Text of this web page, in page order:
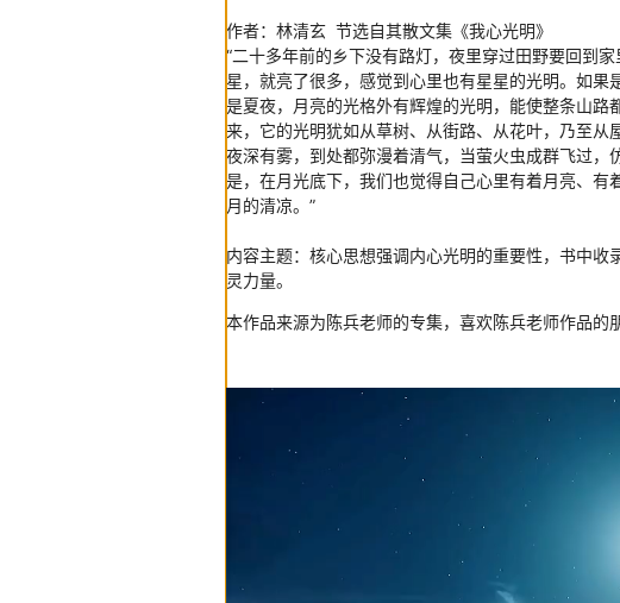
作者：林清玄 节选自其散文集《我心光明》
“二十多年前的乡下没有路灯，夜里穿过田野要回到
星，就亮了很多，感觉到心里也有星星的光明。如
是夏夜，月亮的光格外有辉煌的光明，能使整条山
来，它的光明犹如从草树、从街路、从花叶，乃至
夜深有雾，到处都弥漫着清气，当萤火虫成群飞过
是，在月光底下，我们也觉得自己心里有着月亮、
月的清凉。”
内容主题：核心思想强调内心光明的重要性，书中
灵力量。
本作品来源为陈兵老师的专集，喜欢陈兵老师作品的